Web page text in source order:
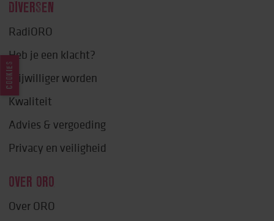
DIVERSEN
RadiORO
Heb je een klacht?
Vrijwilliger worden
Kwaliteit
Advies & vergoeding
Privacy en veiligheid
OVER ORO
Over ORO
COOKIES